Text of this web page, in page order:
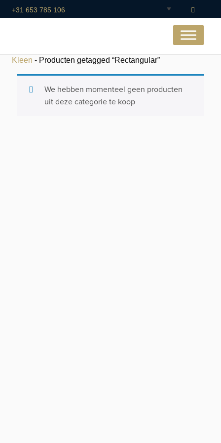
+31 653 785 106
Kleen - Producten getagged “Rectangular”
We hebben momenteel geen producten
uit deze categorie te koop